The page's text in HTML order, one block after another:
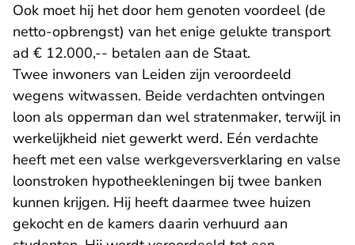
Ook moet hij het door hem genoten voordeel (de
netto-opbrengst) van het enige gelukte transport
ad € 12.000,-- betalen aan de Staat.
Twee inwoners van Leiden zijn veroordeeld
wegens witwassen. Beide verdachten ontvingen
loon als opperman dan wel stratenmaker, terwijl in
werkelijkheid niet gewerkt werd. Eén verdachte
heeft met een valse werkgeversverklaring en valse
loonstroken hypotheekleningen bij twee banken
kunnen krijgen. Hij heeft daarmee twee huizen
gekocht en de kamers daarin verhuurd aan